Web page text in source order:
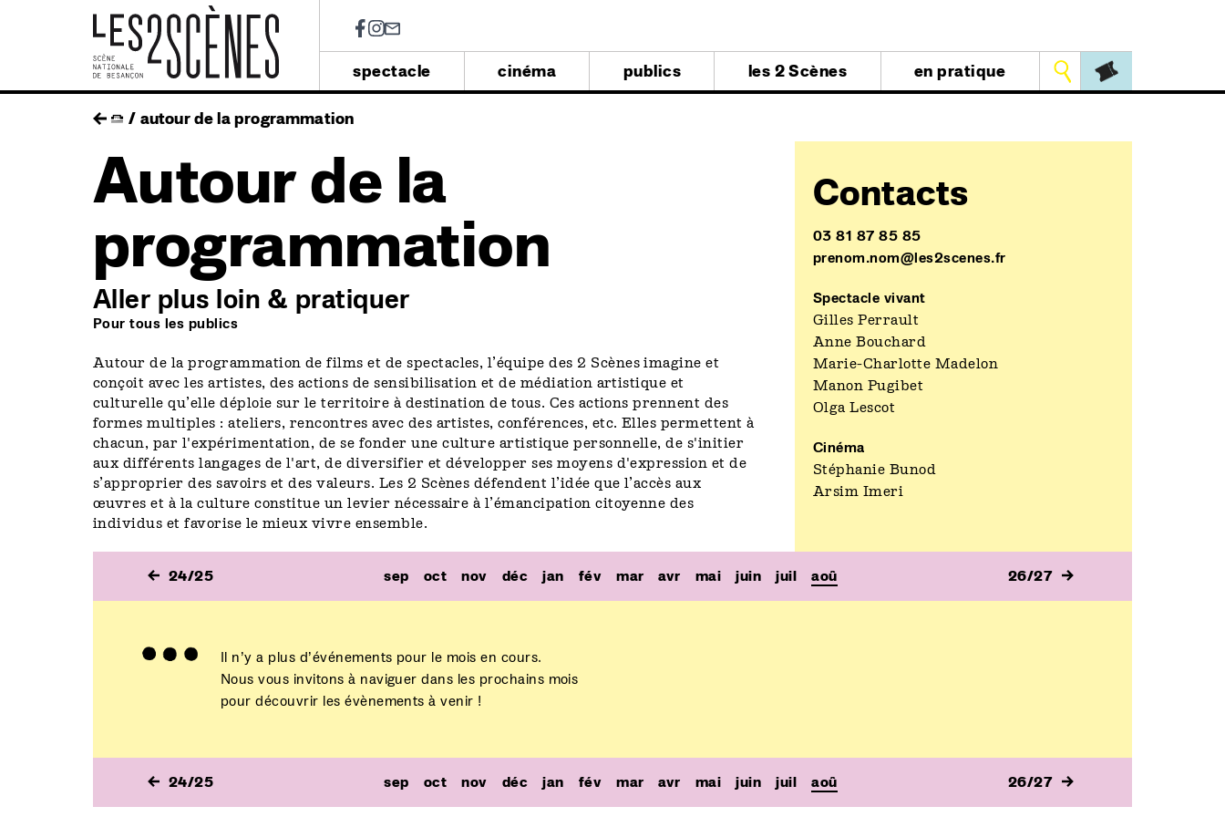
Social
Menu
principal
spectacle cinéma publics les 2 Scènes en pratique Outils
fil
d'ariane
autour de la programmation
Autour de la
programmation
Aller plus loin & pratiquer
Pour tous les publics
Autour de la programmation de films et de spectacles, l’équipe des 2 Scènes imagine et
conçoit avec les artistes, des actions de sensibilisation et de médiation artistique et
culturelle qu’elle déploie sur le territoire à destination de tous. Ces actions prennent des
formes multiples : ateliers, rencontres avec des artistes, conférences, etc. Elles permettent à
chacun, par l'expérimentation, de se fonder une culture artistique personnelle, de s'initier
aux différents langages de l'art, de diversifier et développer ses moyens d'expression et de
s’approprier des savoirs et des valeurs. Les 2 Scènes défendent l’idée que l’accès aux
œuvres et à la culture constitue un levier nécessaire à l’émancipation citoyenne des
individus et favorise le mieux vivre ensemble.
Contacts
03 81 87 85 85
prenom.nom@les2scenes.fr
Spectacle vivant
Gilles Perrault
Anne Bouchard
Marie-Charlotte Madelon
Manon Pugibet
Olga Lescot
Cinéma
Stéphanie Bunod
Arsim Imeri
24/25 sep oct nov déc jan fév mar avr mai juin juil aoû 26/27
Il n’y a plus d’événements pour le mois en cours.
Nous vous invitons à naviguer dans les prochains mois
pour découvrir les évènements à venir !
24/25 sep oct nov déc jan fév mar avr mai juin juil aoû 26/27